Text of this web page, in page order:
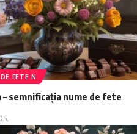
FETE N
– semnificația nume de fete